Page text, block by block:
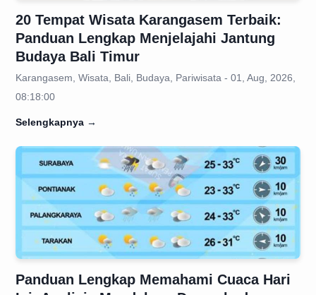
20 Tempat Wisata Karangasem Terbaik:
Panduan Lengkap Menjelajahi Jantung
Budaya Bali Timur
Karangasem, Wisata, Bali, Budaya, Pariwisata - 01, Aug, 2026,
08:18:00
Selengkapnya →
Panduan Lengkap Memahami Cuaca Hari